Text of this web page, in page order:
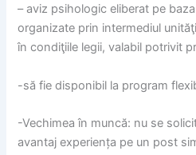
– aviz psihologic eliberat pe
organizate prin intermediul
în condiţiile legii, valabil potrivit
-să fie disponibil la program
-Vechimea în muncă: nu se
avantaj experiența pe un post